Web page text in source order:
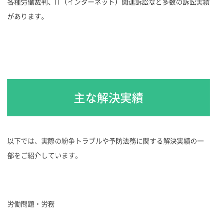
があります。
主な解決実績
以下では、実際の紛争トラブルや予防法務に関する解決実績の一
部をご紹介しています。
労働問題・労務